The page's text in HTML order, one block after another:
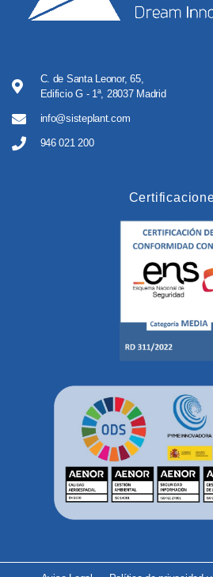
C. de Santa Leonor, 65,
Edificio G - 1ª, 28037 Madrid
info@sisteplant.com
946 021 200